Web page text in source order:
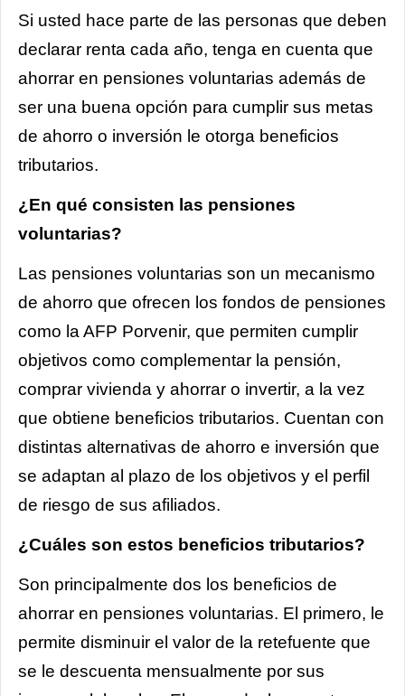
Si usted hace parte de las personas que deben
declarar renta cada año, tenga en cuenta que
ahorrar en pensiones voluntarias además de
ser una buena opción para cumplir sus metas
de ahorro o inversión le otorga beneficios
tributarios.
¿En qué consisten las pensiones
voluntarias?
Las pensiones voluntarias son un mecanismo
de ahorro que ofrecen los fondos de pensiones
como la AFP Porvenir, que permiten cumplir
objetivos como complementar la pensión,
comprar vivienda y ahorrar o invertir, a la vez
que obtiene beneficios tributarios. Cuentan con
distintas alternativas de ahorro e inversión que
se adaptan al plazo de los objetivos y el perfil
de riesgo de sus afiliados.
¿Cuáles son estos beneficios tributarios?
Son principalmente dos los beneficios de
ahorrar en pensiones voluntarias. El primero, le
permite disminuir el valor de la retefuente que
se le descuenta mensualmente por sus